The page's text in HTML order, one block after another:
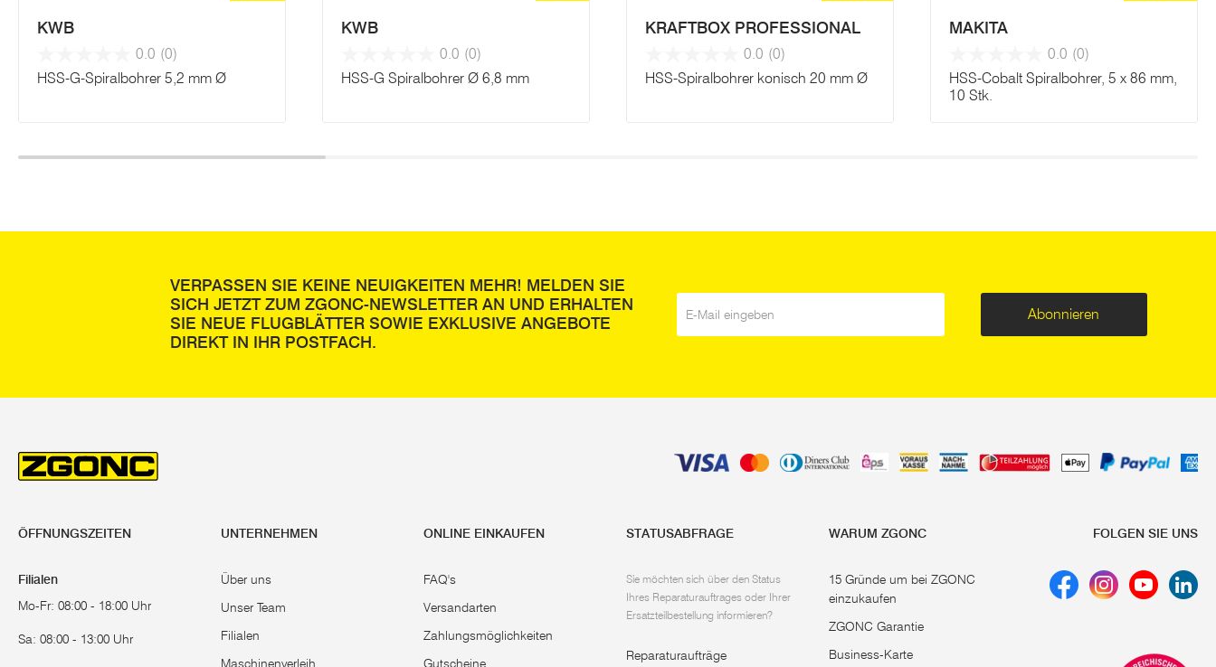
KWB
0.0 (0)
HSS-G-Spiralbohrer 5,2 mm Ø
KWB
0.0 (0)
HSS-G Spiralbohrer Ø 6,8 mm
KRAFTBOX PROFESSIONAL
0.0 (0)
HSS-Spiralbohrer konisch 20 mm Ø
MAKITA
0.0 (0)
HSS-Cobalt Spiralbohrer, 5 x 86 mm,
10 Stk.
VERPASSEN SIE KEINE NEUIGKEITEN MEHR! MELDEN SIE
SICH JETZT ZUM ZGONC-NEWSLETTER AN UND ERHALTEN
SIE NEUE FLUGBLÄTTER SOWIE EXKLUSIVE ANGEBOTE
DIREKT IN IHR POSTFACH.
Abonnieren
ÖFFNUNGSZEITEN
Filialen
Mo-Fr: 08:00 - 18:00 Uhr
Sa: 08:00 - 13:00 Uhr
UNTERNEHMEN
Über uns
Unser Team
Filialen
Maschinenverleih
ONLINE EINKAUFEN
FAQ's
Versandarten
Zahlungsmöglichkeiten
Gutscheine
STATUSABFRAGE
Sie möchten sich über den Status
Ihres Reparaturauftrages oder Ihrer
Ersatzteilbestellung informieren?
Reparaturaufträge
WARUM ZGONC
15 Gründe um bei ZGONC
einzukaufen
ZGONC Garantie
Business-Karte
FOLGEN SIE UNS